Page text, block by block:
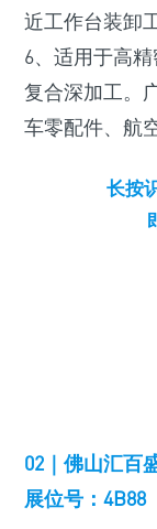
近工作台装卸
6、适用于高
复合深加工。
车零配件、航
长按
02｜佛山汇百
展位号：4B88